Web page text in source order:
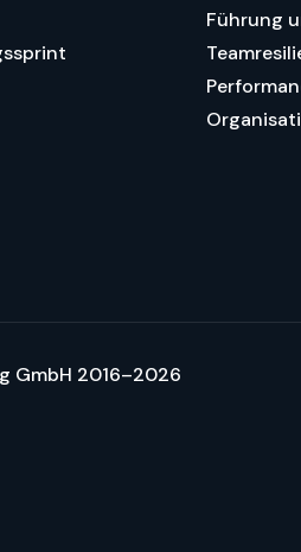
Führung
GmbH 2016–2026